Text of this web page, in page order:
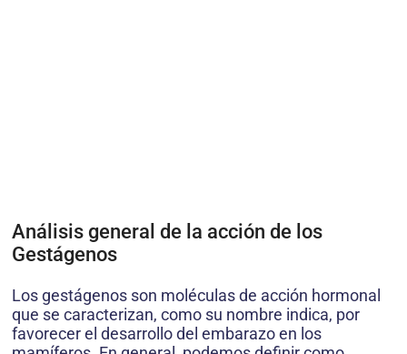
Análisis general de la acción de los
Gestágenos
Los gestágenos son moléculas de acción hormonal
que se caracterizan, como su nombre indica, por
favorecer el desarrollo del embarazo en los